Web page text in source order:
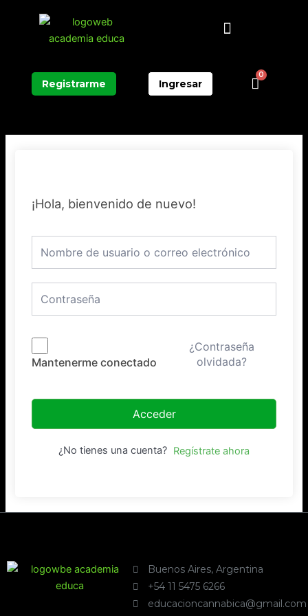
Menú
Registrarme Ingresar
0
¡Hola, bienvenido de nuevo!
Mantenerme conectado
¿Contraseña
olvidada?
Acceder
¿No tienes una cuenta? Regístrate ahora
Buenos Aires, Argentina
+54 11 5475 6266
educacioncannabica@gmail.com